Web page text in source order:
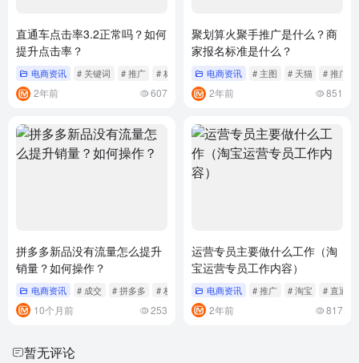
直通车点击率3.2正常吗？如何
提升点击率？
电商资讯 # 关键词 # 推广 # 标题
2年前 607
聚划算火聚手推广是什么？商
家报名标准是什么？
电商资讯 # 主图 # 天猫 # 推广
2年前 851
拼多多新品没有流量怎么提升
销量？如何操作？
电商资讯 # 成交 # 拼多多 # 权重
10个月前 253
运营专员主要做什么工作（淘
宝运营专员工作内容）
电商资讯 # 推广 # 淘宝 # 直通车
2年前 817
暂无评论